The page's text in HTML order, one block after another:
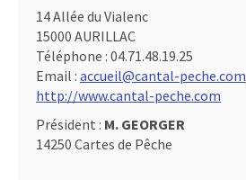
14 Allée du Vialenc
15000 AURILLAC
Téléphone : 04.71.48.19.25
Email : accueil@cantal-peche.com
http://www.cantal-peche.com
Président : M. GEORGER
14250 Cartes de Pêche